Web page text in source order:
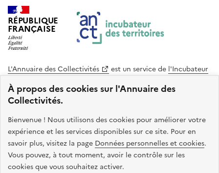
À propos des cookies sur l'Annuaire des
Collectivités.
Bienvenue ! Nous utilisons des cookies pour améliorer votre
expérience et les services disponibles sur ce site. Pour en
savoir plus, visitez la page Données personnelles et cookies.
Vous pouvez, à tout moment, avoir le contrôle sur les
cookies que vous souhaitez activer.
RÉPUBLIQUE
FRANÇAISE
L'Annuaire des Collectivités est un service de l'Incubateur
des Territoires
Cohésion des Territoires
. Le code source de ce site web
est disponible en licence libre. Le design de ce site est conçu
avec le système de design de l’État.
legifrance.gouv.fr
info.gouv.fr
service-public.gouv.fr
data.gouv.fr